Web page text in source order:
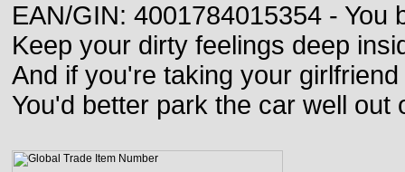
EAN/GIN: 4001784015354 - You
Keep your dirty feelings deep
And if you're taking your
You'd better park the car well out